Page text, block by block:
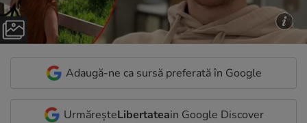
Adaugă-ne ca sursă preferată în Google
UrmăreșteLibertateain Google Discover